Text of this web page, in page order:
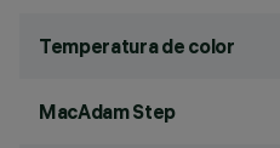
Temperatura de color
MacAdam Step